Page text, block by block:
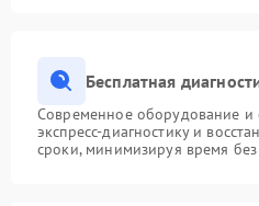
Бесплатная
Современное оборудование и
экспресс-диагностику и
сроки, минимизируя время без